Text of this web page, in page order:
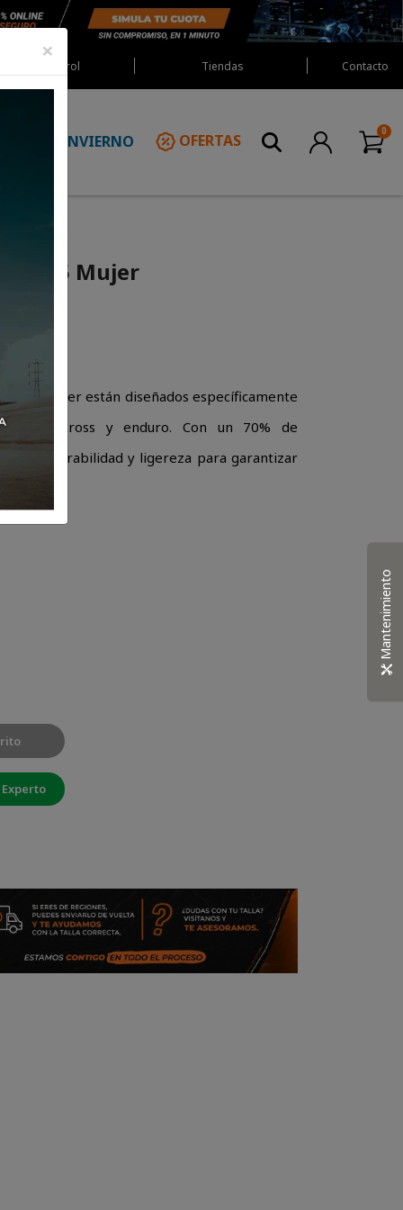
Red Castrol Tiendas Contacto
INVIERNO OFERTAS
4.5 Mujer
para mujer están diseñados específicamente
motocross y enduro. Con un 70% de
y
durabilidad y ligereza para garantizar
×
Mantenimiento